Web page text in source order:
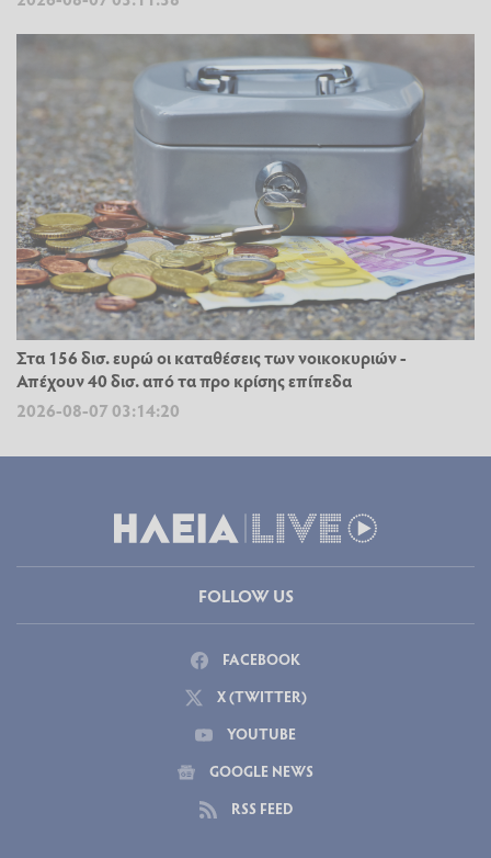
Στα 156 δισ. ευρώ οι καταθέσεις των νοικοκυριών -
Απέχουν 40 δισ. από τα προ κρίσης επίπεδα
2026-08-07 03:14:20
FOLLOW US
FACEBOOK
X (TWITTER)
YOUTUBE
GOOGLE NEWS
RSS FEED